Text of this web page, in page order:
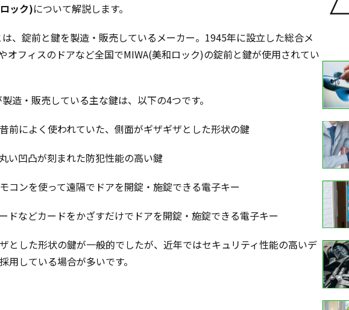
ック)について解説します。
、錠前と鍵を製造・販売しているメーカー。1945年に設立した総合メ
オフィスのドアなど全国でMIWA(美和ロック)の錠前と鍵が使用されてい
造・販売している主な鍵は、以下の4つです。
前によく使われていた、側面がギザギザとした形状の鍵
い凹凸が刻まれた防犯性能の高い鍵
コンを使って遠隔でドアを開錠・施錠できる電子キー
ドなどカードをかざすだけでドアを開錠・施錠できる電子キー
とした形状の鍵が一般的でしたが、近年ではセキュリティ性能の高いデ
用している場合が多いです。